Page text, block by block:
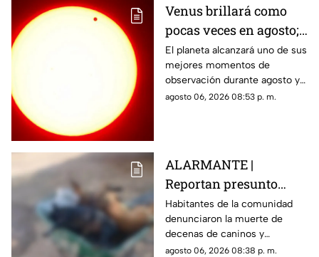
Venus brillará como
pocas veces en agosto;
a esta hora podrás
verlo durante este mes
El planeta alcanzará uno de sus
mejores momentos de
observación durante agosto y
podrá distinguirse sin
agosto 06, 2026 08:53 p. m.
ALARMANTE |
Reportan presunto
env3nen4miento de al
menos 23 perros en
esta zona de Querétaro:
Habitantes de la comunidad
denunciaron la muerte de
decenas de caninos y
solicitaron que se esclarezcan
agosto 06, 2026 08:38 p. m.